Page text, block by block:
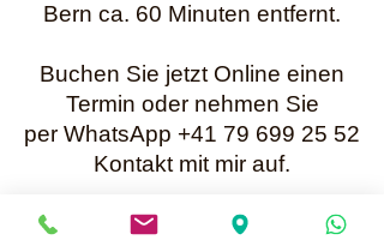
Bern ca. 60 Minuten entfernt.
Buchen Sie jetzt Online einen
Termin oder nehmen Sie
per WhatsApp +41 79 699 25 52
Kontakt mit mir auf.
Bis bald Karin Müller